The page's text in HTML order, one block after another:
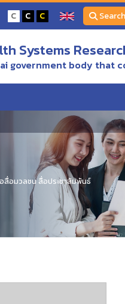
C C C Search
Systems
government body that
อสื่อมวลชน สื่อประชาสัมพันธ์